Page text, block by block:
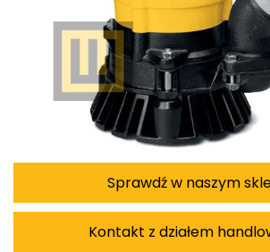
Sprawdź w naszym
Kontakt z działem